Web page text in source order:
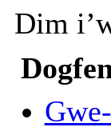
Dim